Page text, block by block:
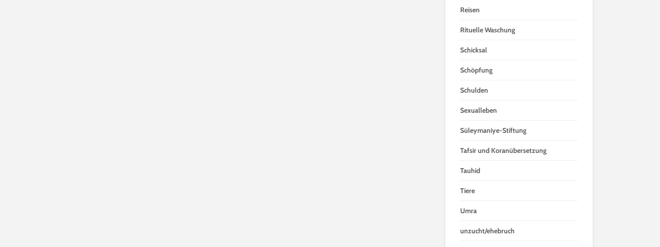
Reisen
Rituelle Waschung
Schicksal
Schöpfung
Schulden
Sexualleben
Süleymaniye-Stiftung
Tafsir und Koranübersetzung
Tauhid
Tiere
Umra
unzucht/ehebruch